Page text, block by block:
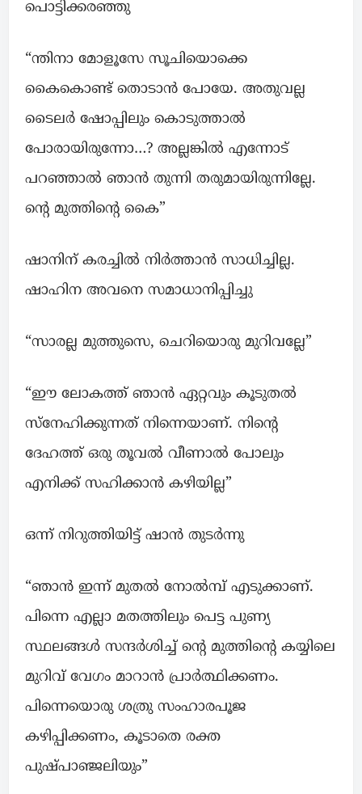
പൊട്ടിക്കരഞ്ഞു
“ന്തിനാ മോളൂസേ സൂചിയൊക്കെ
കൈകൊണ്ട് തൊടാൻ പോയേ. അതുവല്ല
ടൈലർ ഷോപ്പിലും കൊടുത്താൽ
പോരായിരുന്നോ…? അല്ലങ്കിൽ എന്നോട്
പറഞ്ഞാൽ ഞാൻ തുന്നി തരുമായിരുന്നില്ലേ.
ന്റെ മുത്തിന്റെ കൈ”
ഷാനിന് കരച്ചിൽ നിർത്താൻ സാധിച്ചില്ല.
ഷാഹിന അവനെ സമാധാനിപ്പിച്ചു
“സാരല്ല മുത്തുസെ, ചെറിയൊരു മുറിവല്ലേ”
“ഈ ലോകത്ത് ഞാൻ ഏറ്റവും കൂടുതൽ
സ്നേഹിക്കുന്നത് നിന്നെയാണ്. നിന്റെ
ദേഹത്ത് ഒരു തൂവൽ വീണാൽ പോലും
എനിക്ക് സഹിക്കാൻ കഴിയില്ല”
ഒന്ന് നിറുത്തിയിട്ട് ഷാൻ തുടർന്നു
“ഞാൻ ഇന്ന് മുതൽ നോൽമ്പ് എടുക്കാണ്.
പിന്നെ എല്ലാ മതത്തിലും പെട്ട പുണ്യ
സ്ഥലങ്ങൾ സന്ദർശിച്ച് ന്റെ മുത്തിന്റെ കയ്യിലെ
മുറിവ് വേഗം മാറാൻ പ്രാർത്ഥിക്കണം.
പിന്നെയൊരു ശത്രു സംഹാരപൂജ
കഴിപ്പിക്കണം, കൂടാതെ രക്ത
പുഷ്പാഞ്ജലിയും”